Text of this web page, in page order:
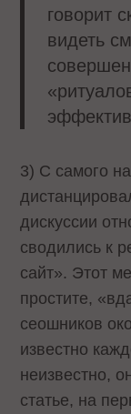
говорит
видеть
3) С самого
дискуссии
сводились к
сайт». Этот
простите,
сеошников
известно
неизвестно,
статье, на